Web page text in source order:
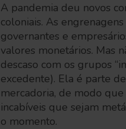
A pandemia deu novos
coloniais. As
governantes e
valores monetários. Mas
descaso com os grupos
excedente). Ela é parte
mercadoria, de modo
incabíveis que sejam
o momento.